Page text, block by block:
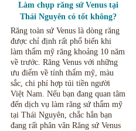
Làm chụp răng sứ Venus tại
Thái Nguyên có tốt không?
Những lưu ý khi sử dụng
Răng toàn sứ Venus là dòng răng
được chỉ định rất phổ biến khi
làm thẩm mỹ răng khoảng 10 năm
về trước. Răng Venus với những
ưu điểm về tính thẩm mỹ, màu
sắc, chi phí hợp túi tiền người
Việt Nam. Nếu bạn đang quan tâm
đến dịch vụ làm răng sứ thẩm mỹ
tại Thái Nguyên, chắc hẳn bạn
đang rất phân vân Răng sứ Venus